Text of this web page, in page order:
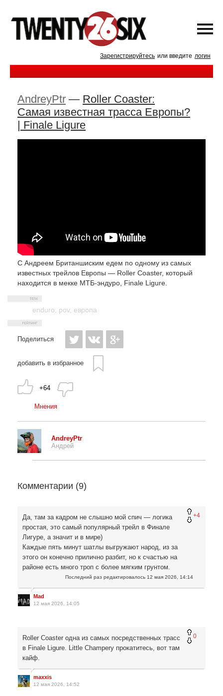
Зарегистрируйтесь или введите логин
AndreyPtr — Roller Coaster:
Самая известная трасса Европы?
| Finale Ligure
С Андреем Британшиским едем по одному из самых
известных трейлов Европы — Roller Coaster, который
находится в мекке МТБ-эндуро, Finale Ligure.
enduro pov, европа
Поделиться
добавить в избранное
+64
Мнения
AndreyPtr
Андрей
Комментарии (9)
+4
Да, там за кадром не слышно мой спич — логика
простая, это самый популярный трейл в Финале
Лигуре, а значит и в мире)
Каждые пять минут шатлы выгружают народ, из за
этого он конечно прилично разбит, но к счастью на
районе есть много троп с более мягким грунтом.
Последний раз редактировалось 12 мая 2026, 14:14
Mad
12 мая 2026, 14:05
0
Roller Coaster одна из самых посредственных трасс
в Finale Ligure. Little Champery прокатитесь, вот там
кайф.
maxxis
12 мая 2026, 14:52